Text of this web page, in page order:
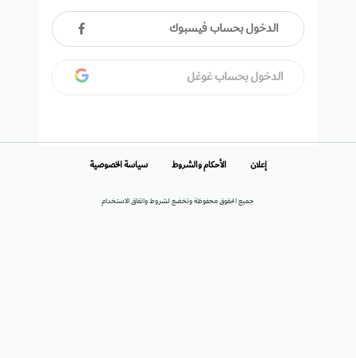
الدخول بحساب فيسبوك
الدخول بحساب غوغل
جميع الحقوق محفوظة وتخضع لشروط واتفاق الاستخدام
إعلان الأحكام والشروط سياسة الخصوصية